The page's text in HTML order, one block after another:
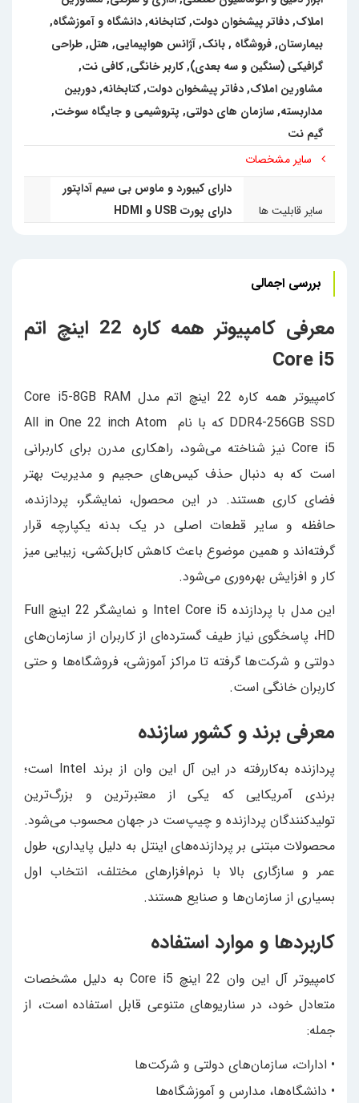
املاک, دفاتر پیشخوان دولت, کتابخانه,دانشگاه و آموزشگاه,
بیمارستان,فروشگاه ,بانک,آژانس هواپیمایی, هتل,طراحی
گرافیکی (سنگین و سه بعدی),کاربر خانگی,کافی نت,
مشاورین املاک, دفاتر پیشخوان دولت, کتابخانه,دوربین
مداربسته,سازمان های دولتی, پتروشیمی و جایگاه سوخت,
گیم نت
سایر مشخصات
سایر قابلیت ها
دارای کیبورد و ماوس بی سیم آداپتور
دارای پورت USB و HDMI
بررسی اجمالی
معرفی کامپیوتر همه کاره 22 اینچ اتم
Core i5
کامپیوتر همه کاره 22 اینچ اتم مدل Core i5-8GB RAM
DDR4-256GB SSD که با نام All in One 22 inch Atom
Core i5 نیز شناخته می‌شود، راهکاری مدرن برای کاربرانی
است که به دنبال حذف کیس‌های حجیم و مدیریت بهتر
فضای کاری هستند. در این محصول، نمایشگر، پردازنده،
حافظه و سایر قطعات اصلی در یک بدنه یکپارچه قرار
گرفته‌اند و همین موضوع باعث کاهش کابل‌کشی، زیبایی میز
کار و افزایش بهره‌وری می‌شود.
این مدل با پردازنده Intel Core i5 و نمایشگر 22 اینچ Full
HD، پاسخگوی نیاز طیف گسترده‌ای از کاربران از سازمان‌های
دولتی و شرکت‌ها گرفته تا مراکز آموزشی، فروشگاه‌ها و حتی
کاربران خانگی است.
معرفی برند و کشور سازنده
پردازنده به‌کاررفته در این آل این وان از برند Intel است؛
برندی آمریکایی که یکی از معتبرترین و بزرگ‌ترین
تولیدکنندگان پردازنده و چیپ‌ست در جهان محسوب می‌شود.
محصولات مبتنی بر پردازنده‌های اینتل به دلیل پایداری، طول
عمر و سازگاری بالا با نرم‌افزارهای مختلف، انتخاب اول
بسیاری از سازمان‌ها و صنایع هستند.
کاربردها و موارد استفاده
کامپیوتر آل این وان 22 اینچ Core i5 به دلیل مشخصات
متعادل خود، در سناریوهای متنوعی قابل استفاده است، از
جمله:
• ادارات، سازمان‌های دولتی و شرکت‌ها
• دانشگاه‌ها، مدارس و آموزشگاه‌ها